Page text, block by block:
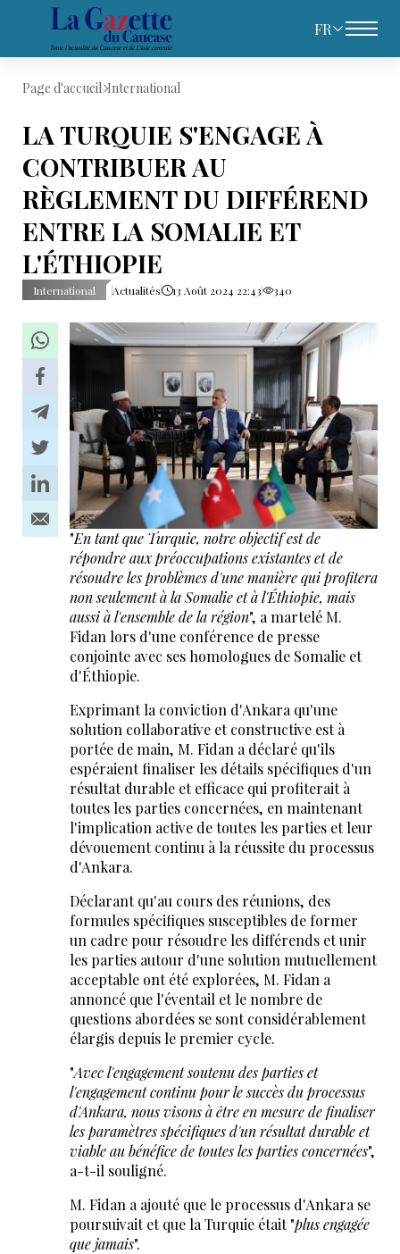
FR
Page d'accueil International
LA TURQUIE S'ENGAGE À
CONTRIBUER AU
RÈGLEMENT DU DIFFÉREND
ENTRE LA SOMALIE ET
L'ÉTHIOPIE
International Actualités 13 Août 2024 22:43 340
"En tant que Turquie, notre objectif est de
répondre aux préoccupations existantes et de
résoudre les problèmes d'une manière qui profitera
non seulement à la Somalie et à l'Éthiopie, mais
aussi à l'ensemble de la région", a martelé M.
Fidan lors d'une conférence de presse
conjointe avec ses homologues de Somalie et
d'Éthiopie.
Exprimant la conviction d'Ankara qu'une
solution collaborative et constructive est à
portée de main, M. Fidan a déclaré qu'ils
espéraient finaliser les détails spécifiques d'un
résultat durable et efficace qui profiterait à
toutes les parties concernées, en maintenant
l'implication active de toutes les parties et leur
dévouement continu à la réussite du processus
d'Ankara.
Déclarant qu'au cours des réunions, des
formules spécifiques susceptibles de former
un cadre pour résoudre les différends et unir
les parties autour d'une solution mutuellement
acceptable ont été explorées, M. Fidan a
annoncé que l'éventail et le nombre de
questions abordées se sont considérablement
élargis depuis le premier cycle.
"Avec l'engagement soutenu des parties et
l'engagement continu pour le succès du processus
d'Ankara, nous visons à être en mesure de finaliser
les paramètres spécifiques d'un résultat durable et
viable au bénéfice de toutes les parties concernées",
a-t-il souligné.
M. Fidan a ajouté que le processus d'Ankara se
poursuivait et que la Turquie était "plus engagée
que jamais".